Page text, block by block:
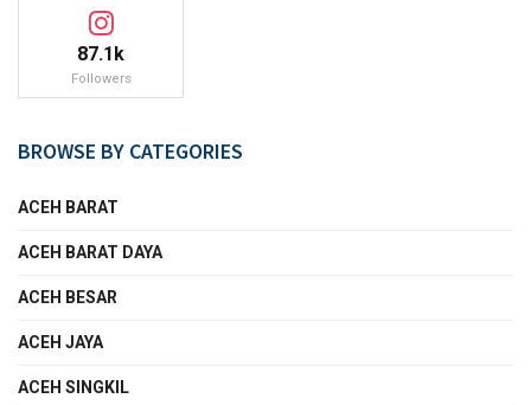
87.1k
Followers
BROWSE BY CATEGORIES
ACEH BARAT
ACEH BARAT DAYA
ACEH BESAR
ACEH JAYA
ACEH SINGKIL